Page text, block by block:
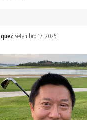
setembro 17, 2025